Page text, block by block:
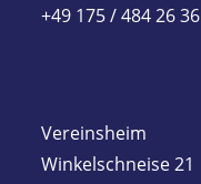
+49 175 / 484 26 36
Vereinsheim
Winkelschneise 21